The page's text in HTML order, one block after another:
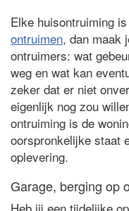
Elke huisontruiming
ontruimen, dan maak
ontruimers: wat
weg en wat kan
zeker dat er niet
eigenlijk nog zou
ontruiming is de
oorspronkelijke staat
oplevering.
Garage, berging op